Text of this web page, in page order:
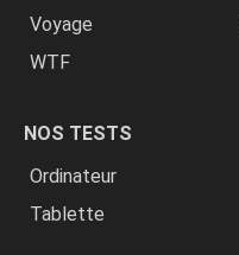
Voyage
WTF
NOS TESTS
Ordinateur
Tablette